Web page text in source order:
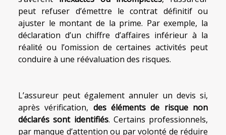
peut refuser d’émettre le contrat définitif ou
ajuster le montant de la prime. Par exemple, la
déclaration d’un chiffre d’affaires inférieur à la
réalité ou l’omission de certaines activités peut
conduire à une réévaluation des risques.
L’assureur peut également annuler un devis si,
après vérification, des éléments de risque non
déclarés sont identifiés. Certains professionnels,
par manque d’attention ou par volonté de réduire